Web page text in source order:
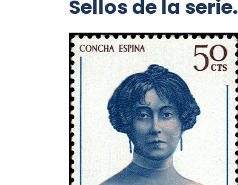
Sellos de la serie.